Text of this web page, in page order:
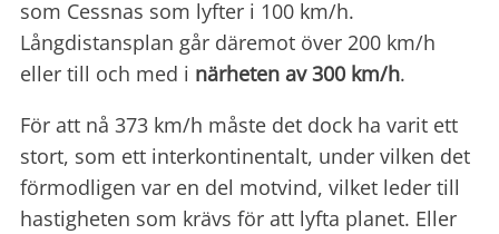
som Cessnas som lyfter i 100 km/h.
Långdistansplan går däremot över 200 km/h
eller till och med i närheten av 300 km/h.
För att nå 373 km/h måste det dock ha varit ett
stort, som ett interkontinentalt, under vilken det
förmodligen var en del motvind, vilket leder till
hastigheten som krävs för att lyfta planet. Eller